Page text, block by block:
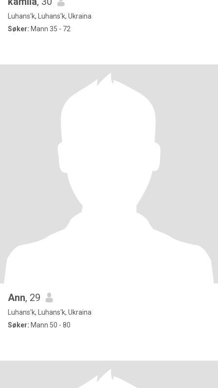
Luhans'k, Luhans'k, Ukraina
Søker: Mann 35 - 72
Ann, 29
Luhans'k, Luhans'k, Ukraina
Søker: Mann 50 - 80